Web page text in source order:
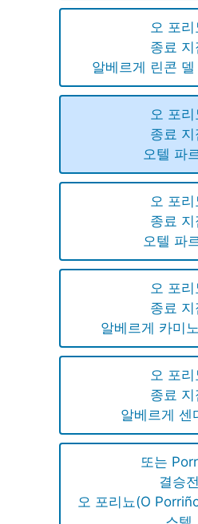
오 포리
종료 지
알베르게 린콘
오 포리
종료 지
오텔 파
오 포리
종료 지
오텔 파
오 포리
종료 지
알베르게 카미
오 포리
종료 지
알베르게 센
또는
결승전
오 포리뇨(O